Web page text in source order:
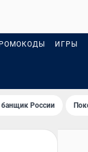
ИГРЫ
России